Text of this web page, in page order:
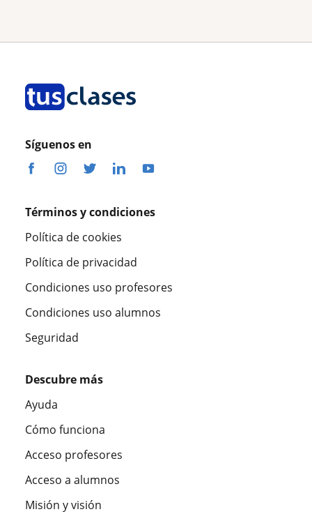
Síguenos en
Términos y condiciones
Política de cookies
Política de privacidad
Condiciones uso profesores
Condiciones uso alumnos
Seguridad
Descubre más
Ayuda
Cómo funciona
Acceso profesores
Acceso a alumnos
Misión y visión